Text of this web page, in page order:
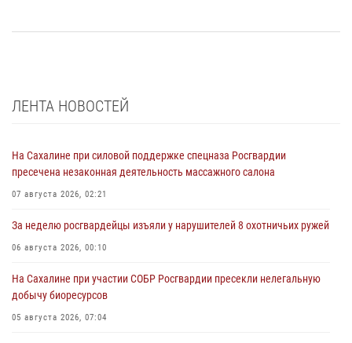
ЛЕНТА НОВОСТЕЙ
На Сахалине при силовой поддержке спецназа Росгвардии
пресечена незаконная деятельность массажного салона
07 августа 2026, 02:21
За неделю росгвардейцы изъяли у нарушителей 8 охотничьих ружей
06 августа 2026, 00:10
На Сахалине при участии СОБР Росгвардии пресекли нелегальную
добычу биоресурсов
05 августа 2026, 07:04